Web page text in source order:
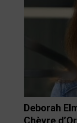
Deborah